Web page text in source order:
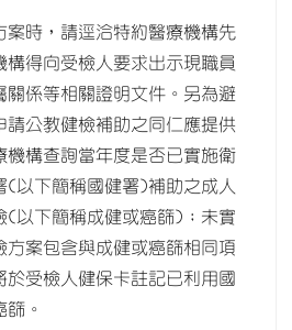
案時，請逕洽特約醫療機構先
構得向受檢人要求出示現職員
關係等相關證明文件。另為避
請公教健檢補助之同仁應提供
機構查詢當年度是否已實施衛
(以下簡稱國健署)補助之成人
(以下簡稱成健或癌篩)；未實
方案包含與成健或癌篩相同項
於受檢人健保卡註記已利用國
。